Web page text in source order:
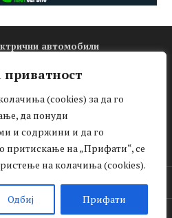
(cookies) за да го
да понуди
и содржини и да го
притискање на „Прифати“, се
на колачиња (cookies).
Одбиј Прифати
автомобили
Новости
мобилност
драјв
2025. Сите права задржани.